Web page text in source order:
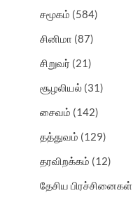
சமூகம் (584)
சினிமா (87)
சிறுவர் (21)
சூழலியல் (31)
சைவம் (142)
தத்துவம் (129)
தரவிறக்கம் (12)
தேசிய பிரச்சினைகள்